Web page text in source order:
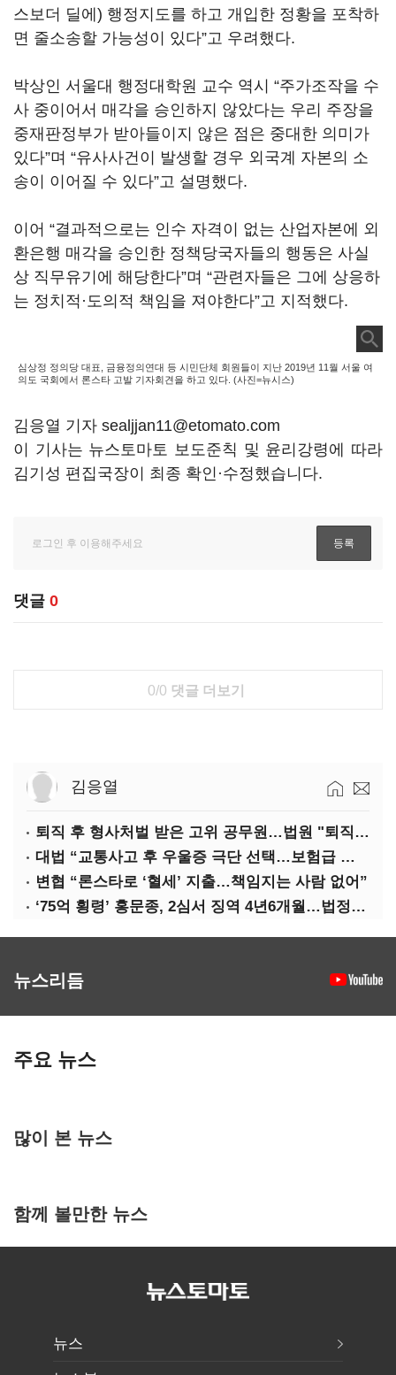
스보더 딜에) 행정지도를 하고 개입한 정황을 포착하
면 줄소송할 가능성이 있다”고 우려했다.
박상인 서울대 행정대학원 교수 역시 “주가조작을 수
사 중이어서 매각을 승인하지 않았다는 우리 주장을
중재판정부가 받아들이지 않은 점은 중대한 의미가
있다”며 “유사사건이 발생할 경우 외국계 자본의 소
송이 이어질 수 있다”고 설명했다.
이어 “결과적으로는 인수 자격이 없는 산업자본에 외
환은행 매각을 승인한 정책당국자들의 행동은 사실
상 직무유기에 해당한다”며 “관련자들은 그에 상응하
는 정치적·도의적 책임을 져야한다”고 지적했다.
심상정 정의당 대표, 금융정의연대 등 시민단체 회원들이 지난 2019년 11월 서울 여
의도 국회에서 론스타 고발 기자회견을 하고 있다. (사진=뉴시스)
김응열 기자 sealjjan11@etomato.com
이 기사는 뉴스토마토 보도준칙 및 윤리강령에 따라
김기성 편집국장이 최종 확인·수정했습니다.
댓글 0
0/0 댓글 더보기
김응열
퇴직 후 형사처벌 받은 고위 공무원…법원 "퇴직수당 환수는 부당"
대법 “교통사고 후 우울증 극단 선택…보험급 지급해야”
변협 “론스타로 ‘혈세’ 지출…책임지는 사람 없어”
‘75억 횡령’ 홍문종, 2심서 징역 4년6개월…법정구속
뉴스리듬
주요 뉴스
많이 본 뉴스
함께 볼만한 뉴스
뉴스